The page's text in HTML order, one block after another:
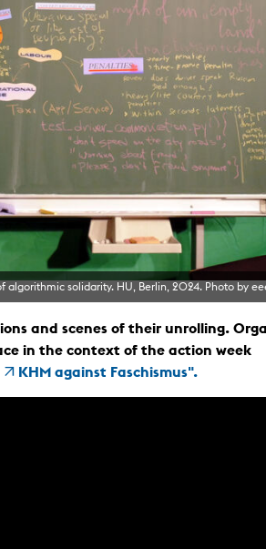
algorithmic solidarity. HU, Berlin, 2024. Photo by
and scenes of their unrolling.
in the context of the action week
KHM against Faschismus".